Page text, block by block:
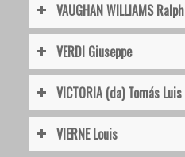
VAUGHAN WILLIAMS Ralph
VERDI Giuseppe
VICTORIA (da) Tomás Luis
VIERNE Louis